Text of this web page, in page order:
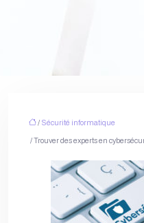
/ Sécurité informatique
/ Trouver des experts en